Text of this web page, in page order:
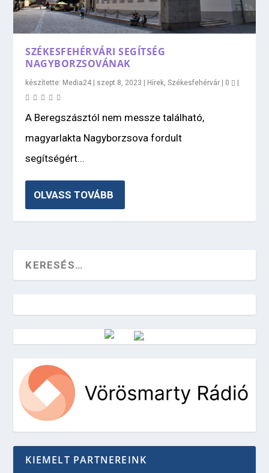
SZÉKESFEHÉRVÁRI SEGÍTSÉG
NAGYBORZSOVÁNAK
készítette: Media24 | szept 8, 2023 | Hírek ,Székesfehérvár | 0 |
A Beregszásztól nem messze található,
magyarlakta Nagyborzsova fordult
segítségért...
OLVASS TOVÁBB
Vörösmarty Rádió
KIEMELT PARTNEREINK